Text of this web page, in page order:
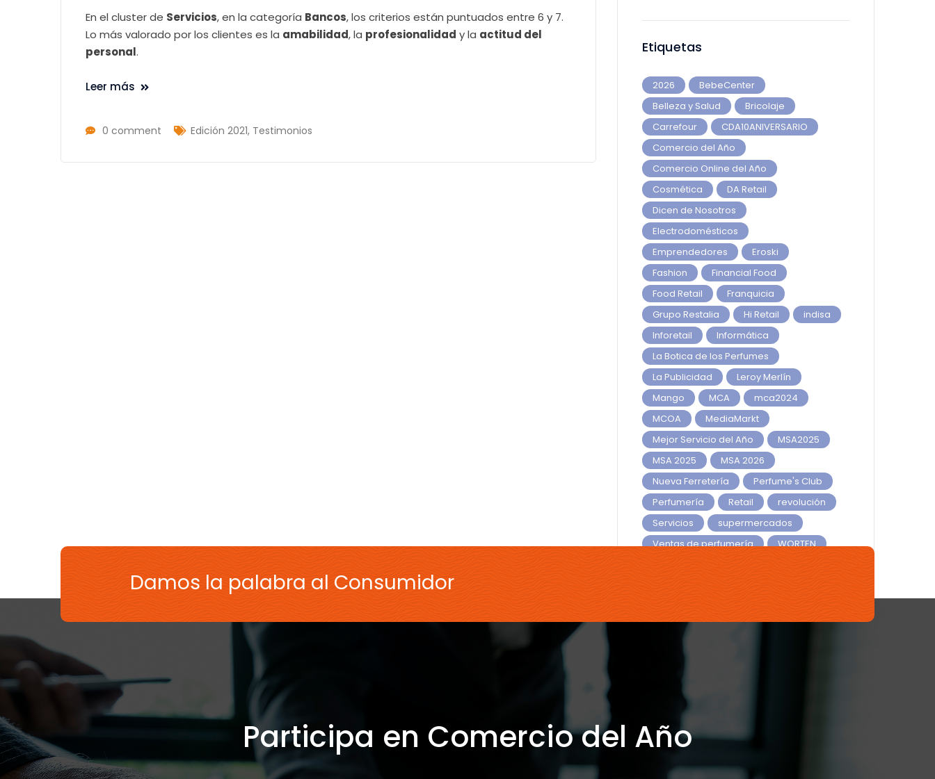
En el cluster de Servicios, en la categoría Bancos, los criterios están puntuados entre 6 y 7.
Lo más valorado por los clientes es la amabilidad, la profesionalidad y la actitud del
personal.
Leer más
0 comment Edición 2021, Testimonios
Etiquetas
2026
BebeCenter
Belleza y Salud
Bricolaje
Carrefour
CDA10ANIVERSARIO
Comercio del Año
Comercio Online del Año
Cosmética
DA Retail
Dicen de Nosotros
Electrodomésticos
Emprendedores
Eroski
Fashion
Financial Food
Food Retail
Franquicia
Grupo Restalia
Hi Retail
indisa
Inforetail
Informática
La Botica de los Perfumes
La Publicidad
Leroy Merlín
Mango
MCA
mca2024
MCOA
MediaMarkt
Mejor Servicio del Año
MSA2025
MSA 2025
MSA 2026
Nueva Ferretería
Perfume's Club
Perfumería
Retail
revolución
Servicios
supermercados
Ventas de perfumería
WORTEN
Damos la palabra al Consumidor
Participa en Comercio del Año